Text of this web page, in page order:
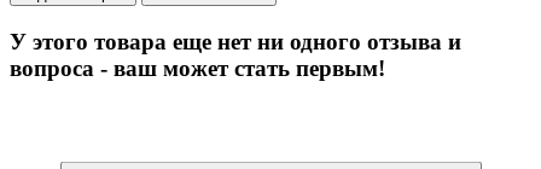
У этого товара еще нет ни одного отзыва и
вопроса - ваш может стать первым!